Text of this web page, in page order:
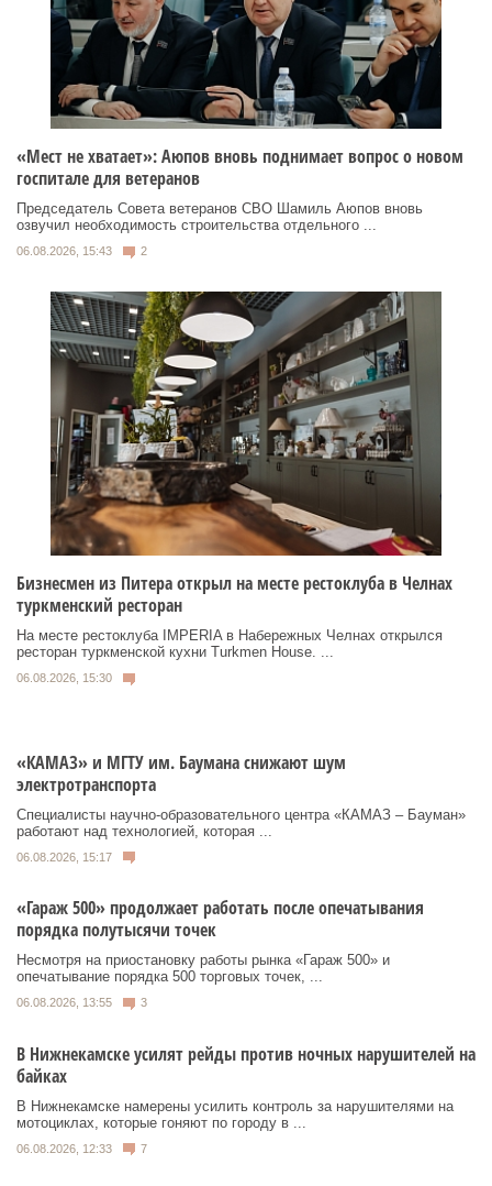
«Мест не хватает»: Аюпов вновь поднимает вопрос о новом
госпитале для ветеранов
Председатель Совета ветеранов СВО Шамиль Аюпов вновь
озвучил необходимость строительства отдельного ...
06.08.2026, 15:43 2
Бизнесмен из Питера открыл на месте рестоклуба в Челнах
туркменский ресторан
На месте рестоклуба IMPERIA в Набережных Челнах открылся
ресторан туркменской кухни Turkmen House. ...
06.08.2026, 15:30
«КАМАЗ» и МГТУ им. Баумана снижают шум
электротранспорта
Специалисты научно-образовательного центра «КАМАЗ – Бауман»
работают над технологией, которая ...
06.08.2026, 15:17
«Гараж 500» продолжает работать после опечатывания
порядка полутысячи точек
Несмотря на приостановку работы рынка «Гараж 500» и
опечатывание порядка 500 торговых точек, ...
06.08.2026, 13:55 3
В Нижнекамске усилят рейды против ночных нарушителей на
байках
В Нижнекамске намерены усилить контроль за нарушителями на
мотоциклах, которые гоняют по городу в ...
06.08.2026, 12:33 7